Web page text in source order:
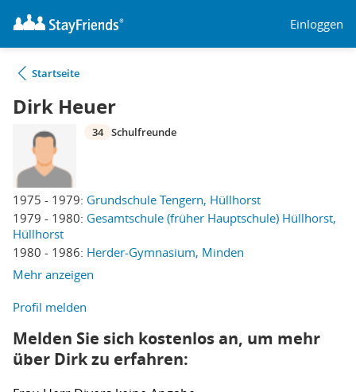
Einloggen
Startseite
Dirk Heuer
1975 - 1979: Grundschule Tengern, Hüllhorst
1979 - 1980: Gesamtschule (früher Hauptschule) Hüllhorst,
Hüllhorst
1980 - 1986: Herder-Gymnasium, Minden
Mehr anzeigen
34 Schulfreunde
Profil melden
Melden Sie sich kostenlos an, um mehr
über Dirk zu erfahren: